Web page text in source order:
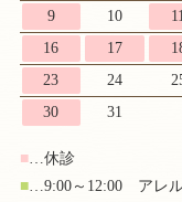
9
10
16
17
23
24
30
31
■…休診
■…9:00～12:00 アレ